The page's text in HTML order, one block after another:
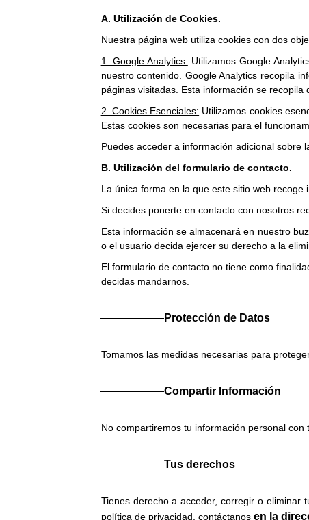
A. Utilización de Cookies.
Nuestra página web utiliza cookies con dos
1. Google Analytics: Utilizamos Google
nuestro contenido. Google Analytics recopila
páginas visitadas. Esta información se
2. Cookies Esenciales: Utilizamos cookies
Estas cookies son necesarias para el
Puedes acceder a información adicional sobre
B. Utilización del formulario de contacto.
La única forma en la que este sitio web
Si decides ponerte en contacto con nosotros
Esta información se almacenará en nuestro
o el usuario decida ejercer su derecho a la
El formulario de contacto no tiene como
decidas mandarnos.
Protección de Datos
Tomamos las medidas necesarias para
Compartir Información
No compartiremos tu información personal
Tus derechos
Tienes derecho a acceder, corregir o eliminar
política de privacidad, contáctanos en la